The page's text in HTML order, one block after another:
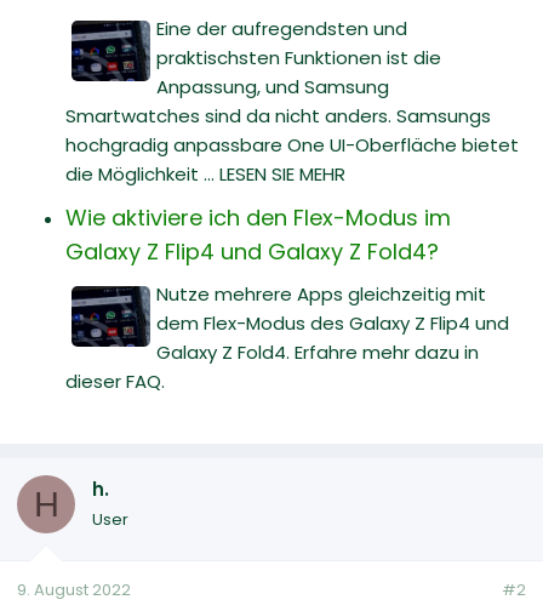
Eine der aufregendsten und
praktischsten Funktionen ist die
Anpassung, und Samsung
Smartwatches sind da nicht anders. Samsungs
hochgradig anpassbare One UI-Oberfläche bietet
die Möglichkeit ... LESEN SIE MEHR
Wie aktiviere ich den Flex-Modus im
Galaxy Z Flip4 und Galaxy Z Fold4?
Nutze mehrere Apps gleichzeitig mit
dem Flex-Modus des Galaxy Z Flip4 und
Galaxy Z Fold4. Erfahre mehr dazu in
dieser FAQ.
H h.
User
9. August 2022 #2